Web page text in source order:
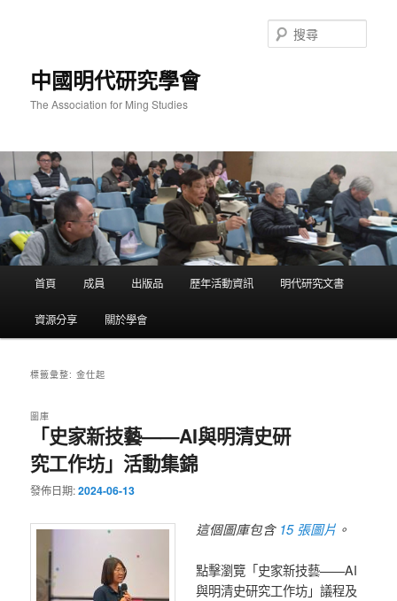
中國明代研究學會
The Association for Ming Studies
尋
首頁 成員 出版品 歷年活動資訊 明代研究文書
資源分享 關於學會
標籤彙整:金仕起
「史家新技藝——AI與明清史研
究工作坊」活動集錦
圖庫
發佈日期:2024-06-13
這個圖庫包含 15 張圖片 。
點擊瀏覽「史家新技藝——AI
與明清史研究工作坊」議程及